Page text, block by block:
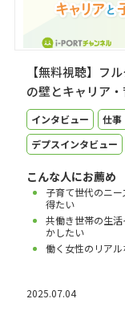
【無料視聴】フ
の壁とキャリア
インタビュー 仕事
デプスインタビュー
こんな人にお薦め
子育て世代のニ
得たい
共働き世帯の生
かしたい
働く女性のリア
2025.07.04